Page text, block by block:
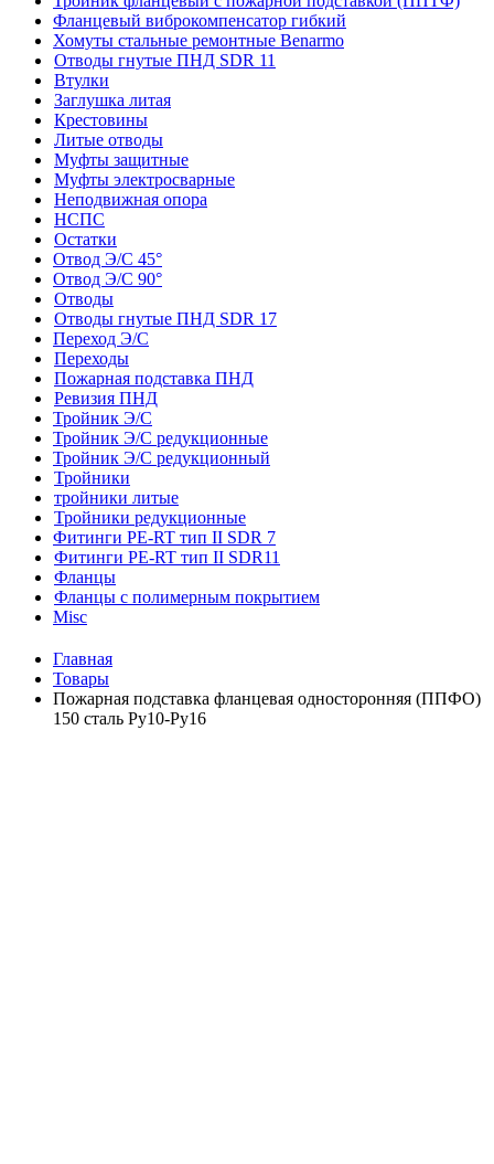
Фланцевый виброкомпенсатор гибкий
Хомуты стальные ремонтные Benarmo
Отводы гнутые ПНД SDR 11
Втулки
Заглушка литая
Крестовины
Литые отводы
Муфты защитные
Муфты электросварные
Неподвижная опора
НСПС
Остатки
Отвод Э/С 45°
Отвод Э/С 90°
Отводы
Отводы гнутые ПНД SDR 17
Переход Э/С
Переходы
Пожарная подставка ПНД
Ревизия ПНД
Тройник Э/С
Тройник Э/С редукционные
Тройник Э/С редукционный
Тройники
тройники литые
Тройники редукционные
Фитинги PE-RT тип II SDR 7
Фитинги PE-RT тип II SDR11
Фланцы
Фланцы с полимерным покрытием
Misc
Главная
Товары
Пожарная подставка фланцевая односторонняя (ППФО)
150 сталь Ру10-Ру16